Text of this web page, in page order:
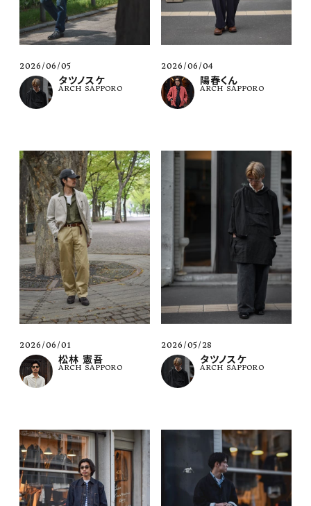
2026/06/05
タツノスケ
ARCH SAPPORO
2026/06/04
陽春くん
ARCH SAPPORO
2026/06/01
松林 憲吾
ARCH SAPPORO
2026/05/28
タツノスケ
ARCH SAPPORO